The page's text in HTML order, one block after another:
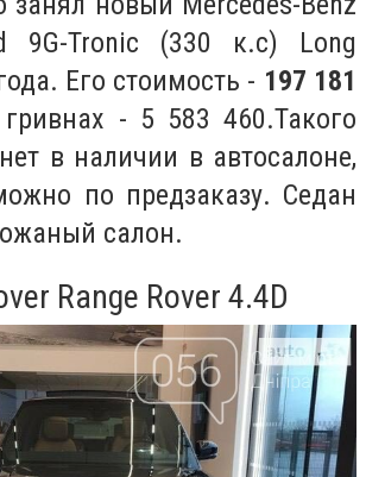
9G-Tronic (330 к.с) Long
Его стоимость - 197 181
- 5 583 460.Такого
в наличии в автосалоне,
по предзаказу. Седан
салон.
Range Rover 4.4D